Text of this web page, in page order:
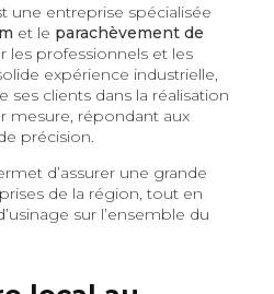
une entreprise spécialisée
et le parachèvement de
les professionnels et les
expérience industrielle,
ses clients dans la réalisation
mesure, répondant aux
précision.
d’assurer une grande
de la région, tout en
sur l’ensemble du